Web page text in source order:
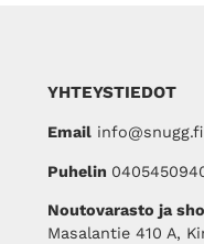
YHTEYSTIEDOT
Emailinfo@snugg.fi
Puhelin
Noutovarasto ja
Masalantie 410 A,